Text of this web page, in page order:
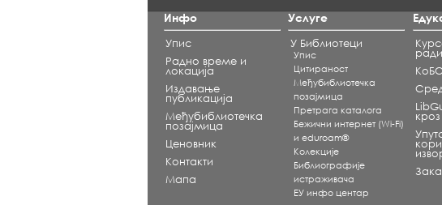
Инфо
Упис
Радно време и
локација
Издавање
публикација
Међубиблиотечка
позајмица
Ценовник
Контакти
Мапа
Услуге
У Библиотеци
Упис
Цитираност
Међубиблиотечка
позајмица
Претрага каталога
Бежични интернет (Wi-Fi)
и eduroam®
Koлекције
Библиографије
истраживача
ЕУ инфо центар